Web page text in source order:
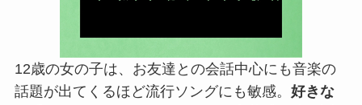
12歳の女の子は、お友達との会話中心にも音楽の
話題が出てくるほど流行ソングにも敏感。 好きな